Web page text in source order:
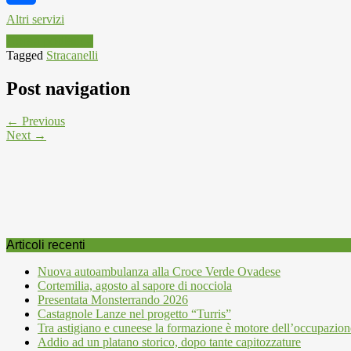
Link
Altri servizi
Tagged Stracanelli
Post navigation
← Previous
Next →
Articoli recenti
Nuova autoambulanza alla Croce Verde Ovadese
Cortemilia, agosto al sapore di nocciola
Presentata Monsterrando 2026
Castagnole Lanze nel progetto “Turris”
Tra astigiano e cuneese la formazione è motore
Addio ad un platano storico, dopo tante capitozzature